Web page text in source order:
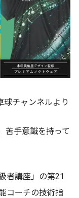
チャンネルより
苦手意識を持って
者講座」の第21
コーチの技術指